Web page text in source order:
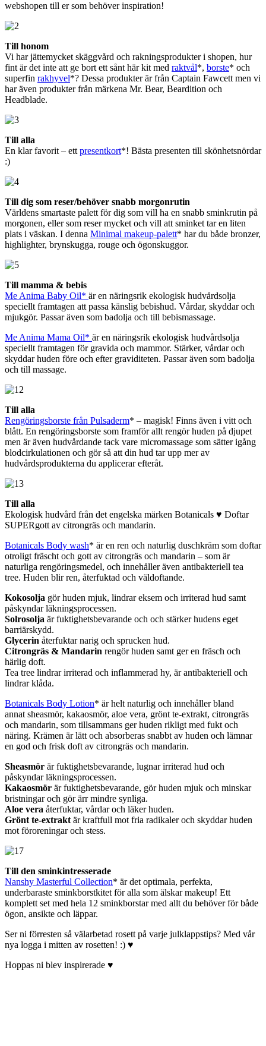
webshopen till er som behöver inspiration!
Till honom
Vi har jättemycket skäggvård och rakningsprodukter i shopen, hur
fint är det inte att ge bort ett sånt här kit med raktvål*, borste* och
superfin rakhyvel*? Dessa produkter är från Captain Fawcett men vi
har även produkter från märkena Mr. Bear, Beardition och
Headblade.
Till alla
En klar favorit – ett presentkort*! Bästa presenten till skönhetsnördar
:)
Till dig som reser/behöver snabb morgonrutin
Världens smartaste palett för dig som vill ha en snabb sminkrutin på
morgonen, eller som reser mycket och vill att sminket tar en liten
plats i väskan. I denna Minimal makeup-palett* har du både bronzer,
highlighter, brynskugga, rouge och ögonskuggor.
Till mamma & bebis
Me Anima Baby Oil* är en näringsrik ekologisk hudvårdsolja
speciellt framtagen att passa känslig bebishud. Vårdar, skyddar och
mjukgör. Passar även som badolja och till bebismassage.
Me Anima Mama Oil* är en näringsrik ekologisk hudvårdsolja
speciellt framtagen för gravida och mammor. Stärker, vårdar och
skyddar huden före och efter graviditeten. Passar även som badolja
och till massage.
Till alla
Rengöringsborste från Pulsaderm* – magisk! Finns även i vitt och
blått. En rengöringsborste som framför allt rengör huden på djupet
men är även hudvårdande tack vare micromassage som sätter igång
blodcirkulationen och gör så att din hud tar upp mer av
hudvårdsprodukterna du applicerar efteråt.
Till alla
Ekologisk hudvård från det engelska märken Botanicals ♥ Doftar
SUPERgott av citrongräs och mandarin.
Botanicals Body wash* är en ren och naturlig duschkräm som doftar
otroligt fräscht och gott av citrongräs och mandarin – som är
naturliga rengöringsmedel, och innehåller även antibakteriell tea
tree. Huden blir ren, återfuktad och väldoftande.
Kokosolja gör huden mjuk, lindrar eksem och irriterad hud samt
påskyndar läkningsprocessen.
Solrosolja är fuktighetsbevarande och och stärker hudens eget
barriärskydd.
Glycerin återfuktar narig och sprucken hud.
Citrongräs & Mandarin rengör huden samt ger en fräsch och
härlig doft.
Tea tree lindrar irriterad och inflammerad hy, är antibakteriell och
lindrar klåda.
Botanicals Body Lotion* är helt naturlig och innehåller bland
annat sheasmör, kakaosmör, aloe vera, grönt te-extrakt, citrongräs
och mandarin, som tillsammans ger huden rikligt med fukt och
näring. Krämen är lätt och absorberas snabbt av huden och lämnar
en god och frisk doft av citrongräs och mandarin.
Sheasmör är fuktighetsbevarande, lugnar irriterad hud och
påskyndar läkningsprocessen.
Kakaosmör är fuktighetsbevarande, gör huden mjuk och minskar
bristningar och gör ärr mindre synliga.
Aloe vera återfuktar, vårdar och läker huden.
Grönt te-extrakt är kraftfull mot fria radikaler och skyddar huden
mot föroreningar och stess.
Till den sminkintresserade
Nanshy Masterful Collection* är det optimala, perfekta,
underbaraste sminkborstkitet för alla som älskar makeup! Ett
komplett set med hela 12 sminkborstar med allt du behöver för både
ögon, ansikte och läppar.
Ser ni förresten så välarbetad rosett på varje julklappstips? Med vår
nya logga i mitten av rosetten! :) ♥
Hoppas ni blev inspirerade ♥